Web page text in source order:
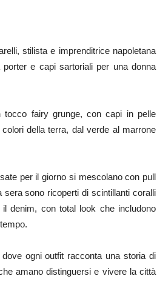
stilista e imprenditrice napoletana
e capi sartoriali per una donna
fairy grunge, con capi in pelle
della terra, dal verde al marrone
per il giorno si mescolano con pull
sono ricoperti di scintillanti coralli
denim, con total look che includono
ogni outfit racconta una storia di
amano distinguersi e vivere la città